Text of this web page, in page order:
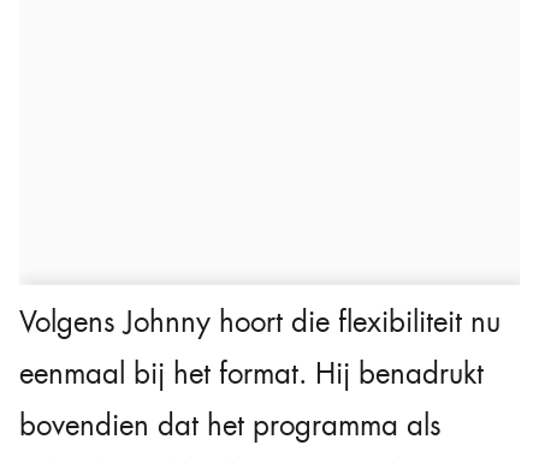
Volgens Johnny hoort die flexibiliteit nu
eenmaal bij het format. Hij benadrukt
bovendien dat het programma als